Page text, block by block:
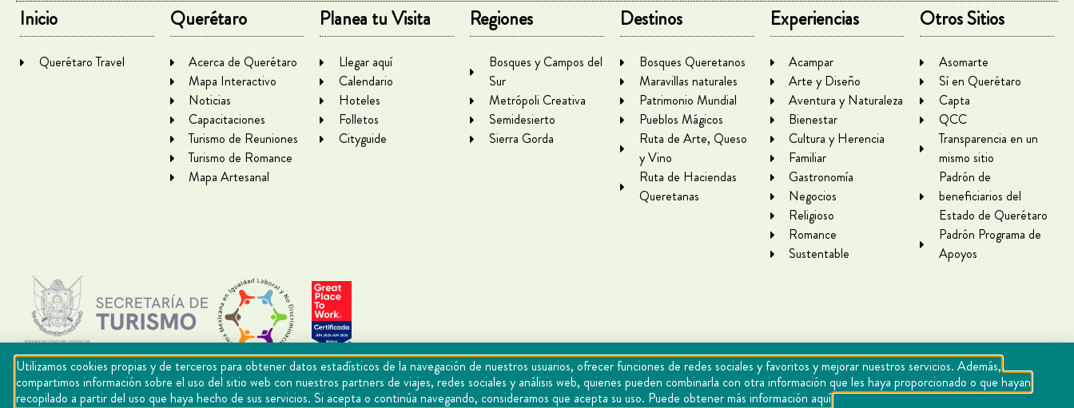
Inicio
Querétaro Travel
Querétaro
Acerca de Querétaro
Mapa Interactivo
Noticias
Capacitaciones
Turismo de Reuniones
Turismo de Romance
Mapa Artesanal
Planea tu Visita
Llegar aquí
Calendario
Hoteles
Folletos
Cityguide
Regiones
Bosques y Campos del
Sur
Metrópoli Creativa
Semidesierto
Sierra Gorda
Destinos
Bosques Queretanos
Maravillas naturales
Patrimonio Mundial
Pueblos Mágicos
Ruta de Arte, Queso
y Vino
Ruta de Haciendas
Queretanas
Experiencias
Acampar
Arte y Diseño
Aventura y Naturaleza
Bienestar
Cultura y Herencia
Familiar
Gastronomía
Negocios
Religioso
Romance
Sustentable
Otros Sitios
Asomarte
Sí en Querétaro
Capta
QCC
Transparencia en un
mismo sitio
Padrón de
beneficiarios del
Estado de Querétaro
Padrón Programa de
Apoyos
Utilizamos cookies propias y de terceros para obtener datos estadísticos de la navegación de nuestros usuarios, ofrecer funciones de redes sociales y favoritos y mejorar nuestros servicios. Además,
compartimos información sobre el uso del sitio web con nuestros partners de viajes, redes sociales y análisis web, quienes pueden combinarla con otra información que les haya proporcionado o que hayan
recopilado a partir del uso que haya hecho de sus servicios. Si acepta o continúa navegando, consideramos que acepta su uso. Puede obtener más información aquí